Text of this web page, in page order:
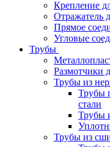
Крепление
Отражатель
Прямое
Угловые
Трубы
Размотчики
Трубы из
Трубы
стали
Трубы
Трубы из